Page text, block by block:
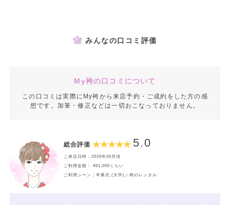
みんなの口コミ評価
My袴の口コミについて
この口コミは実際にMy袴から来店予約・ご成約をした方の感
想です。加筆・修正などは一切おこなっておりません。
総合評価 5.0
ご来店日時：2026年06月頃
ご利用金額： ¥61,000くらい
ご利用シーン：卒業式 (大学)／袴のレンタル